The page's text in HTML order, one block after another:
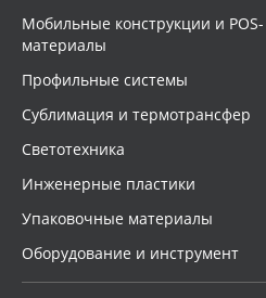
Мобильные конструкции и POS-
материалы
Профильные системы
Сублимация и термотрансфер
Светотехника
Инженерные пластики
Упаковочные материалы
Оборудование и инструмент